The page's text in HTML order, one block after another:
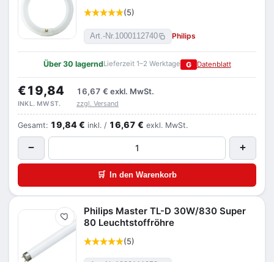
(5)
Art.-Nr. 1000112740 Philips
Über 30 lagerndLieferzeit 1–2 Werktage G Datenblatt
€19,84 16,67 € exkl. MwSt.
INKL. MWST. zzgl. Versand
Gesamt: 19,84 € inkl. / 16,67 € exkl. MwSt.
− +
🛒 In den Warenkorb
Merken
Philips Master TL-D 30W/830 Super
80 Leuchtstoffröhre
(5)